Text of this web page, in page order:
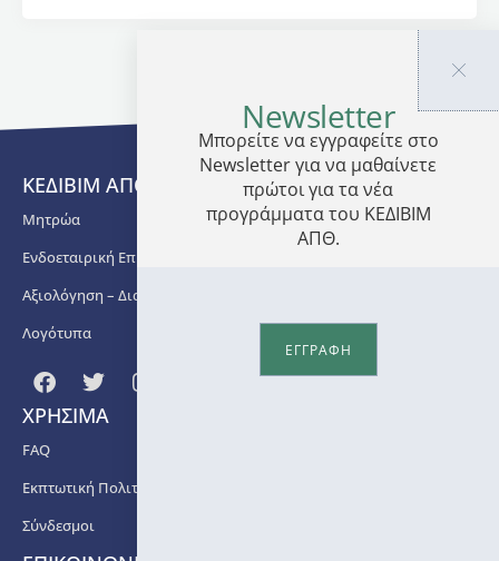
προγράμματος:
16/06/2026
Ημερομηνίες
έναρξης
και
λήξης
των
αιτήσεων:
60
ΚΕΔΙΒΙΜ ΑΠΘ
Μητρώα
Ενδοεταιρική Επιμόρφωση
Αξιολόγηση – Διασφάλιση Ποιότητας
Λογότυπα
ΧΡΗΣΙΜΑ
FAQ
Εκπτωτική Πολιτική
Σύνδεσμοι
Newsletter
Μπορείτε να εγγραφείτε στο
Newsletter για να μαθαίνετε
πρώτοι για τα νέα
προγράμματα του ΚΕΔΙΒΙΜ
ΑΠΘ.
ΕΓΓΡΑΦΗ